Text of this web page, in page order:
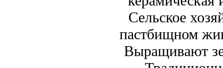
Сельское
пастбищном
Выращивают